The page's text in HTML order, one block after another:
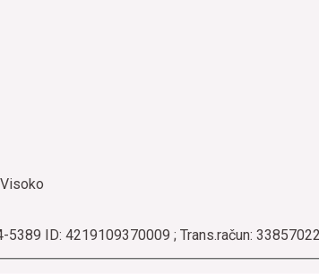
ID: 4219109370009 ; Trans.račun: